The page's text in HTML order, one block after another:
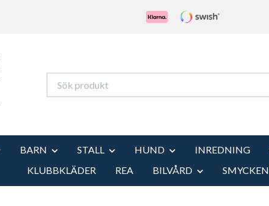
BARN STALL HUND INREDNING
KLUBBKLÄDER
REA BILVÅRD SMYCKEN